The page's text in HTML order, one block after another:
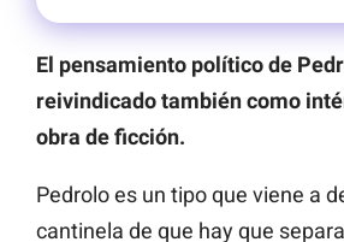
El pensamiento político de
reivindicado también como
obra de ficción.
Pedrolo es un tipo que viene a
cantinela de que hay que